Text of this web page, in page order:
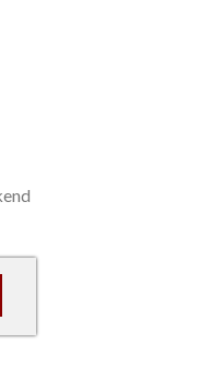
- Onzichtbaar